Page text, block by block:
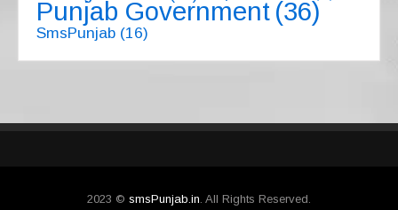
Punjab Government (36)
SmsPunjab (16)
2023 © smsPunjab.in . All Rights Reserved.